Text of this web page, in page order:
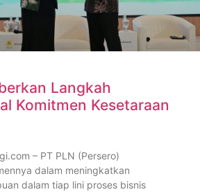
Langkah
Komitmen Kesetaraan
– PT PLN (Persero)
dalam meningkatkan
dalam tiap lini proses bisnis